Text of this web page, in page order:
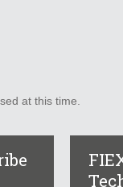
at this time.